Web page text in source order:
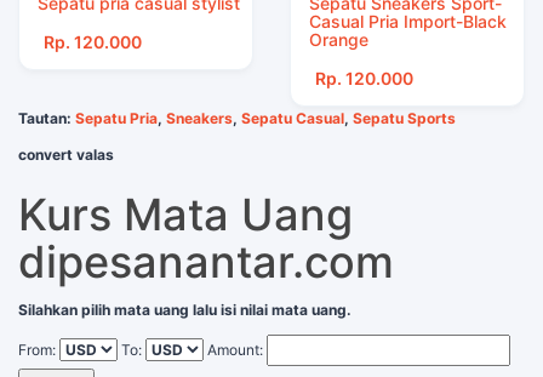
Rp. 120.000
Casual Pria Import-Black
Orange
Rp. 120.000
Tautan: Sepatu Pria, Sneakers, Sepatu Casual, Sepatu Sports
convert valas
Kurs Mata Uang
dipesanantar.com
Silahkan pilih mata uang lalu isi nilai mata uang.
From: To:
Amount: